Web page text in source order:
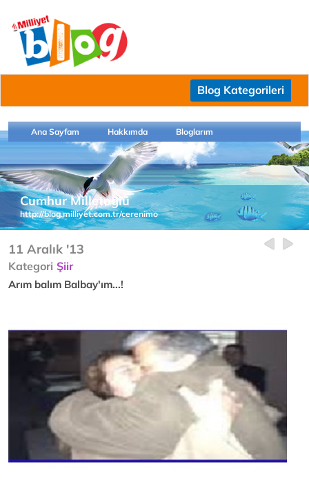
Blog Kategorileri
Ana Sayfam Hakkımda Bloglarım
Cumhur Milletoğlu
http://blog.milliyet.com.tr/cerenimo
11 Aralık '13
Kategori Şiir
Arım balım Balbay'ım...!